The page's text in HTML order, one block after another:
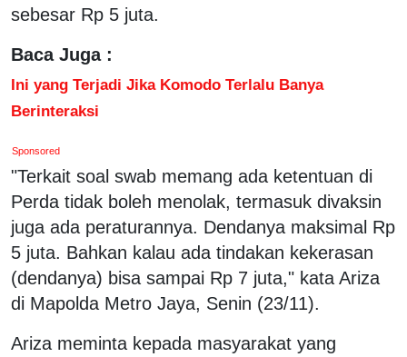
sebesar Rp 5 juta.
Baca Juga :
Ini yang Terjadi Jika Komodo Terlalu Banya
Berinteraksi
Sponsored
"Terkait soal swab memang ada ketentuan di
Perda tidak boleh menolak, termasuk divaksin
juga ada peraturannya. Dendanya maksimal Rp
5 juta. Bahkan kalau ada tindakan kekerasan
(dendanya) bisa sampai Rp 7 juta," kata Ariza
di Mapolda Metro Jaya, Senin (23/11).
Ariza meminta kepada masyarakat yang